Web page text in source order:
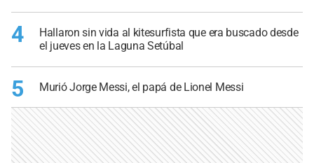
4
Hallaron sin vida al kitesurfista que era buscado desde
el jueves en la Laguna Setúbal
5 Murió Jorge Messi, el papá de Lionel Messi